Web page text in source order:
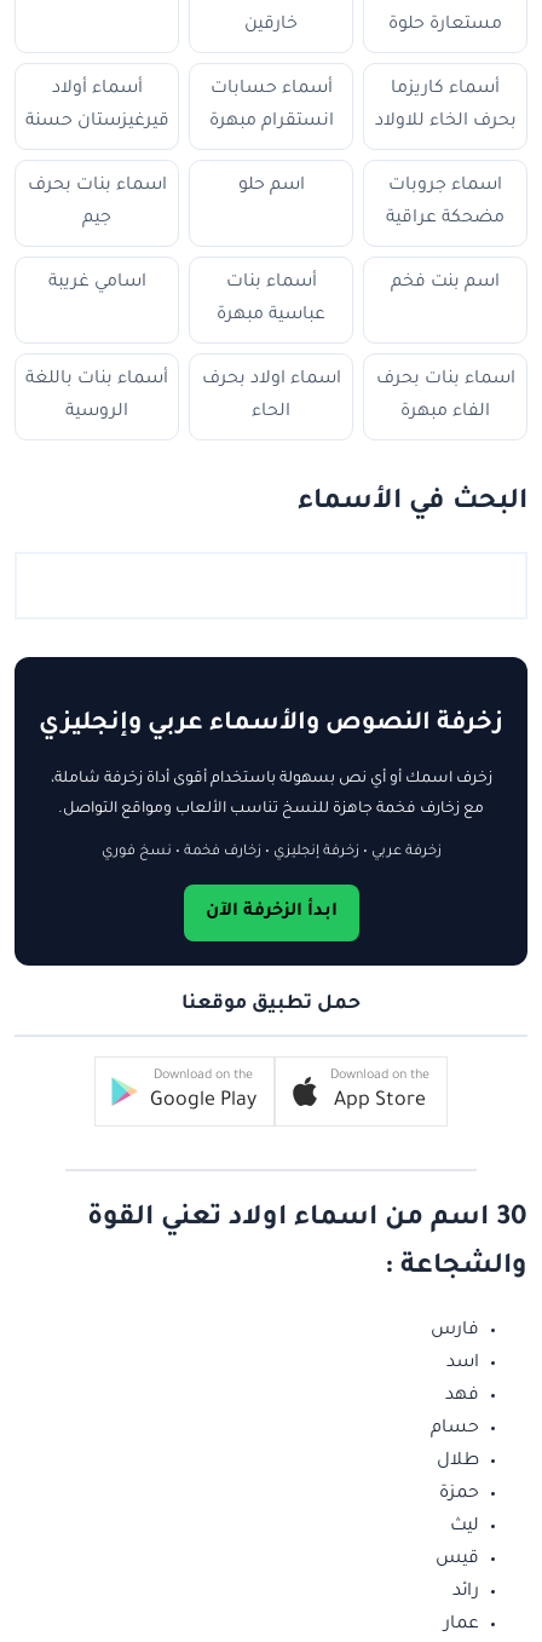
مستعارة حلوة
خارقين
أسماء كاريزما
بحرف الخاء للاولاد
أسماء حسابات
انستقرام مبهرة
أسماء أولاد
قيرغيزستان حسنة
اسماء جروبات
مضحكة عراقية
اسم حلو
اسماء بنات بحرف
جيم
اسم بنت فخم
أسماء بنات
عباسية مبهرة
اسامي غريبة
اسماء بنات بحرف
الفاء مبهرة
اسماء اولاد بحرف
الحاء
أسماء بنات باللغة
الروسية
البحث في الأسماء
زخرفة النصوص والأسماء عربي وإنجليزي
زخرف اسمك أو أي نص بسهولة باستخدام أقوى أداة زخرفة شاملة،
مع زخارف فخمة جاهزة للنسخ تناسب الألعاب ومواقع التواصل.
زخرفة عربي • زخرفة إنجليزي • زخارف فخمة • نسخ فوري
ابدأ الزخرفة الآن
حمل تطبيق موقعنا
Download on the
App Store
Download on the
Google Play
30 اسم من اسماء اولاد تعني القوة
والشجاعة :
فارس
اسد
فهد
حسام
طلال
حمزة
ليث
قيس
رائد
عمار